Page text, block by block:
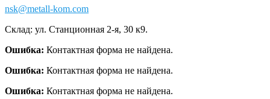
nsk@metall-kom.com
Склад: ул. Станционная 2-я, 30 к9.
Ошибка: Контактная форма не найдена.
Ошибка: Контактная форма не найдена.
Ошибка: Контактная форма не найдена.